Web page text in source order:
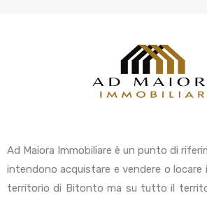
Ad Maiora Immobiliare è un punto di
intendono acquistare e vendere o locare
territorio di Bitonto ma su tutto il